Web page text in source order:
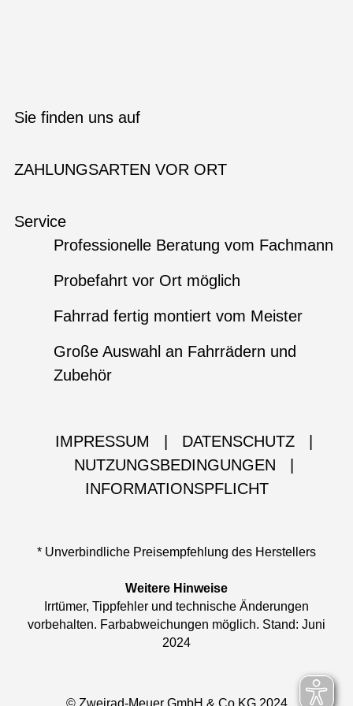
Sie finden uns auf
ZAHLUNGSARTEN VOR ORT
Service
Professionelle Beratung vom Fachmann
Probefahrt vor Ort möglich
Fahrrad fertig montiert vom Meister
Große Auswahl an Fahrrädern und
Zubehör
IMPRESSUM DATENSCHUTZ
NUTZUNGSBEDINGUNGEN
INFORMATIONSPFLICHT
* Unverbindliche Preisempfehlung des Herstellers
Weitere Hinweise
Irrtümer, Tippfehler und technische Änderungen
vorbehalten. Farbabweichungen möglich. Stand: Juni
2024
© Zweirad-Meuer GmbH & Co KG 2024